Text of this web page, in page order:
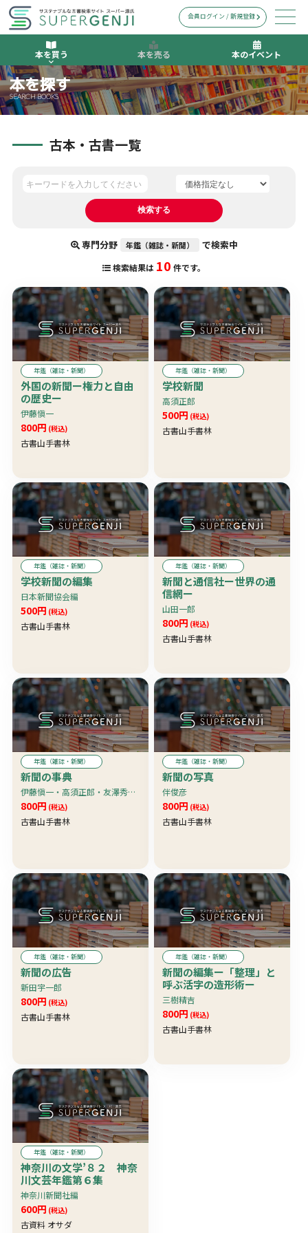
本を買う 本を売る 本のイベント
会員ログイン / 新規登録
本を探す
SEARCH BOOKS
古本・古書一覧
専門分野 年鑑（雑誌・新聞） で検索中
検索結果は 10 件です。
年鑑（雑誌・新聞）
外国の新聞ー権力と自由
の歴史ー
伊藤愼一
800円 (税込)
古書山手書林
年鑑（雑誌・新聞）
学校新聞
高須正郎
500円 (税込)
古書山手書林
年鑑（雑誌・新聞）
学校新聞の編集
日本新聞協会編
500円 (税込)
古書山手書林
年鑑（雑誌・新聞）
新聞と通信社ー世界の通
信網ー
山田一郎
800円 (税込)
古書山手書林
年鑑（雑誌・新聞）
新聞の事典
伊藤愼一・高須正郎・友澤秀爾・三樹精吉・山田年榮
800円 (税込)
古書山手書林
年鑑（雑誌・新聞）
新聞の写真
伴俊彦
800円 (税込)
古書山手書林
年鑑（雑誌・新聞）
新聞の広告
新田宇一郎
800円 (税込)
古書山手書林
年鑑（雑誌・新聞）
新聞の編集ー「整理」と
呼ぶ活字の造形術ー
三樹精吉
800円 (税込)
古書山手書林
年鑑（雑誌・新聞）
神奈川の文学’８２ 神奈
川文芸年鑑第６集
神奈川新聞社編
600円 (税込)
古資料 オサダ